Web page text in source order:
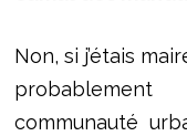
Non, si j’étais
communauté